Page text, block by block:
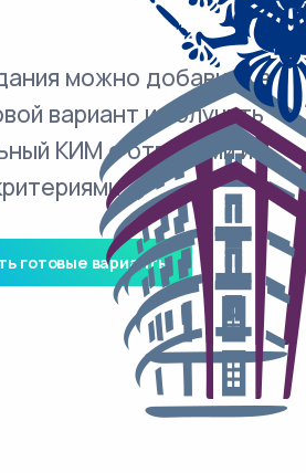
можно добавить в
вариант и получить
КИМ с ответами и
готовые варианты